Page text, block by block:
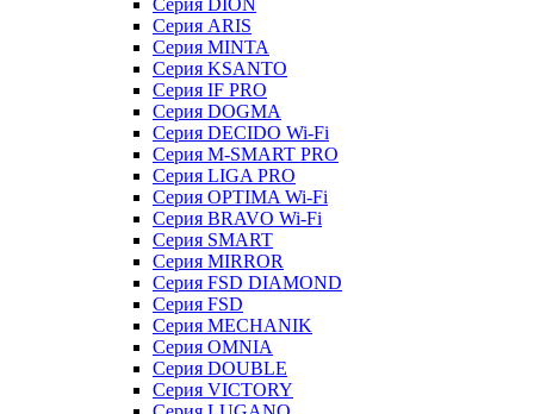
Серия DION
Серия ARIS
Серия MINTA
Серия KSANTO
Серия IF PRO
Серия DOGMA
Серия DECIDO Wi-Fi
Серия M-SMART PRO
Серия LIGA PRO
Серия OPTIMA Wi-Fi
Серия BRAVO Wi-Fi
Серия SMART
Серия MIRROR
Серия FSD DIAMOND
Серия FSD
Серия MECHANIK
Серия OMNIA
Серия DOUBLE
Серия VICTORY